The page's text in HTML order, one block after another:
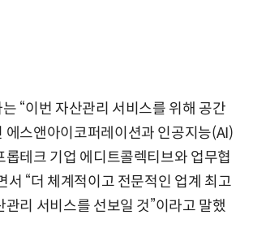
“이번 자산관리 서비스를 위해 공간
에스앤아이코퍼레이션과 인공지능(AI)
롭테크 기업 에디트콜렉티브와 업무협
서 “더 체계적이고 전문적인 업계 최고
관리 서비스를 선보일 것”이라고 말했